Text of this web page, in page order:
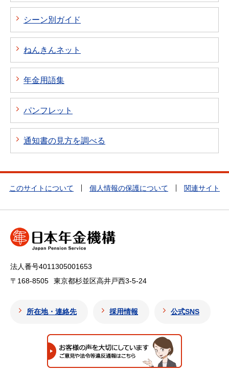
シーン別ガイド
ねんきんネット
年金用語集
パンフレット
通知書の見方を調べる
このサイトについて 個人情報の保護について 関連サイト
法人番号4011305001653
〒168-8505
東京都杉並区高井戸西3-5-24
所在地・連絡先 採用情報 公式SNS